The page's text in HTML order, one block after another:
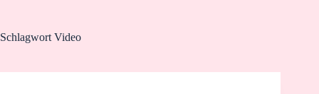
Schlagwort Video